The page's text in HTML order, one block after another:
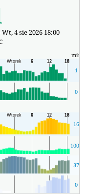
4 sie 2026 18:00
min
1
0
16
1007
37
0